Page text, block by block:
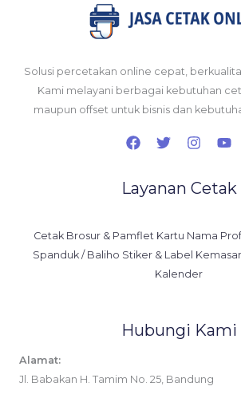
Solusi percetakan online cepat,
Kami melayani berbagai kebutuhan
maupun offset untuk bisnis dan
Layanan Cetak
Cetak Brosur & Pamflet Kartu Nama
Spanduk / Baliho Stiker & Label
Kalender
Hubungi Kami
Alamat:
Jl. Babakan H. Tamim No. 25, Bandung